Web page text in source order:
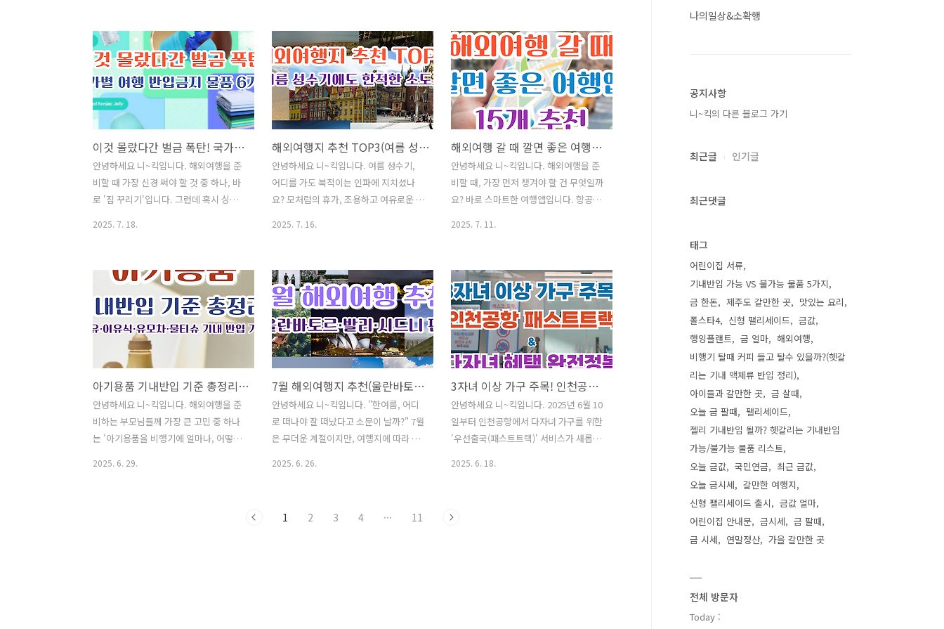
가능한지 정확히 알고 계신가요? 단순히
"고체처럼 보인다"라고 해서 안심하고 기
내에 들고 탔다가 보안 검색에서 압수되
는 경우가 매우 많습니다. 실제로 2024년
인천공항에서는 무려 11톤 이상의 김치가
보안 검색에 걸렸다고 합니다. 오늘은 국
제선 탑승 전 꼭 알아야 할 음식류 기내반
입 기준을 쉽고 정확하게 알아보겠습니
다. ✅ 인기글이사 후 "주소 이전" 간단하
게 해결하는 방법❗쌈 채소 종류와 효능을
알아보며 맛있는 고기 쌈 하세요^^건강진
있습니다. 반대로 한국에서 해외로 과일
을 반출할 때도 목적지 국가의 규정과 검
역 조건을 반드시 확인해야 합니다. 그래
서 오늘은 국내 반입·해외 반출 규정, 과
태료 주의사항, 인천공항 검역 방법까지
한눈에 정리해 드리겠습니다. ✅ 인기글
이사 후 "주소 이전" 간단하게 해결하는
방법❗쌈 채소 종류와 효능을 알아보며 맛
있는 고기 쌈 하세요^^건강진단결과서
(보건증)발급 인터넷 혹은 모바일 발급 방
털 안 빠지는 강아지 종류 Best 8안경 도
크기 때문에 여행 스타일에 맞는 선택이
중요합니다. 그래서 오늘은 '렌터카 vs 카
셰어링의 차이점은 물론, 인천공항에서
실제로 이용할 수 있는 서비스까지 알기
쉽게 정리해 드리겠습니다. ✅ 인기글이
사 후 "주소 이전" 간단하게 해결하는 방
법❗쌈 채소 종류와 효능을 알아보며 맛있
는 고기 쌈 하세요^^건강진단결과서(보
건증)발급 인터넷 혹은 모바일 발급 방털
안 빠지는 강아지 종류 Best 8안경 도수
보는방법 어렵지 않아요채소 비타민(다
이것 몰랐다간 벌금 폭탄! 국가별 여행 반입금지 물품 6가지
안녕하세요 니~킥입니다. 해외여행을 준
비할 때 가장 신경 써야 할 것 중 하나, 바
로 '짐 꾸리기'입니다. 그런데 혹시 싱가
품 반입이 제한되거나 금지되어 있습니
다. 무심코 챙긴 물건 하나가 입국장에서
벌금이나 압수로 이어질 수 있으니, 여행
을 계획 중이라면 반드시 확인해야 합니
다. 오늘은 여행 전 꼭 알아두면 좋은 나라
별 특이한 반입금지 품목을 소개해 드리
겠습니다. ✅ 인기글이사 후 "주소 이전"
간단하게 해결하는 방법❗쌈 채소 종류와
효능을 알아보며 맛있는 고기 쌈 하세요
^^건강진단결과서(보건증)발급 인터넷
혹은 모바일 발급 방털 안 빠지는 강아지
2025. 7. 18.
해외여행지 추천 TOP3(여름 성수기에도 한적한 소도시)
안녕하세요 니~킥입니다. 여름 성수기,
어디를 가도 북적이는 인파에 지치셨나
요? 모처럼의 휴가, 조용하고 여유로운 분
을 소개해 드리겠습니다. 대형 관광지보
다 덜 알려졌지만, 자연과 감성이 살아 있
는 숨은 여름휴가지들입니다. 보라카이
관문도시 '칼리보', 베트남의 몰디브 '푸
꾸옥', 동유럽 감성 도시 '브로츠와프'까
지! 차분하게 즐기는 여름여행, 지금 함께
떠나보세요. ✅ 인기글이사 후 "주소 이
전" 간단하게 해결하는 방법❗쌈 채소 종류
와 효능을 알아보며 맛있는 고기 쌈 하세
요^^건강진단결과서(보건증)발급 인터넷
혹은 모바일 발급 방털 안 빠지는 강아지
2025. 7. 16.
해외여행 갈 때 깔면 좋은 여행앱 15개 추천
안녕하세요 니~킥입니다. 해외여행을 준
비할 때, 가장 먼저 챙겨야 할 건 무엇일까
요? 바로 스마트한 여행앱입니다. 항공권
늘은 여행 고수들이 추천한 해외여행 시
꼭 필요한 앱 15가지를 소개해 드리겠습
니다. 실시간 환율, 교통 정보, 일정 관리,
통역까지 챙길 수 있는 필수 앱들을 지금
바로 확인해 보세요! ✅ 인기글이사 후
"주소 이전" 간단하게 해결하는 방법❗쌈
채소 종류와 효능을 알아보며 맛있는 고
기 쌈 하세요^^건강진단결과서(보건증)
발급 인터넷 혹은 모바일 발급 방털 안 빠
지는 강아지 종류 Best 8안경 도수 보는
방법 어렵지 않아요채소 비타민(다채) 효
2025. 7. 11.
아기용품 기내반입 기준 총정리!(분유·이유식·유모차·물티슈 기내 반입 기준)
안녕하세요 니~킥입니다. 해외여행을 준
비하는 부모님들께 가장 큰 고민 중 하나
는 '아기용품을 비행기에 얼마나, 어떻게
2025. 6. 29.
7월 해외여행지 추천(울란바토르·발리·시드니 편)
안녕하세요 니~킥입니다. "한여름, 어디
로 떠나야 잘 떠났다고 소문이 날까?" 7월
은 무더운 계절이지만, 여행지에 따라 전
지), 호주 시드니(한겨울 도시 여행)를 추
2025. 6. 26.
3자녀 이상 가구 주목! 인천공항 패스트트랙 & 다자녀 혜택 완전정복
안녕하세요 니~킥입니다. 2025년 6월 10
일부터 인천공항에서 다자녀 가구를 위한
'우선출국(패스트트랙)' 서비스가 새롭게
녀가 많을수록 이동이 쉽지 않다는 점을
2025. 6. 18.
1 2 3 4 ··· 11
나의일상&소확행
공지사항
니~킥의 다른 블로그 가기
최근글 인기글
최근댓글
태그
어린이집 서류
기내반입 가능 VS 불가능 물품 5가지
금 한돈
제주도 갈만한 곳
맛있는 요리
폴스타4
신형 팰리세이드
금값
행잉플랜트
금 얼마
해외여행
비행기 탈때 커피 들고 탈수 있을까?(헷갈
리는 기내 액체류 반입 정리)
아이들과 갈만한 곳
금 살때
오늘 금 팔때
팰리세이드
젤리 기내반입 될까? 헷갈리는 기내반입
가능/불가능 물품 리스트
오늘 금값
국민연금
최근 금값
오늘 금시세
갈만한 여행지
신형 팰리세이드 출시
금값 얼마
어린이집 안내문
금시세
금 팔때
금 시세
연말정산 가을 갈만한 곳
전체 방문자
Today :